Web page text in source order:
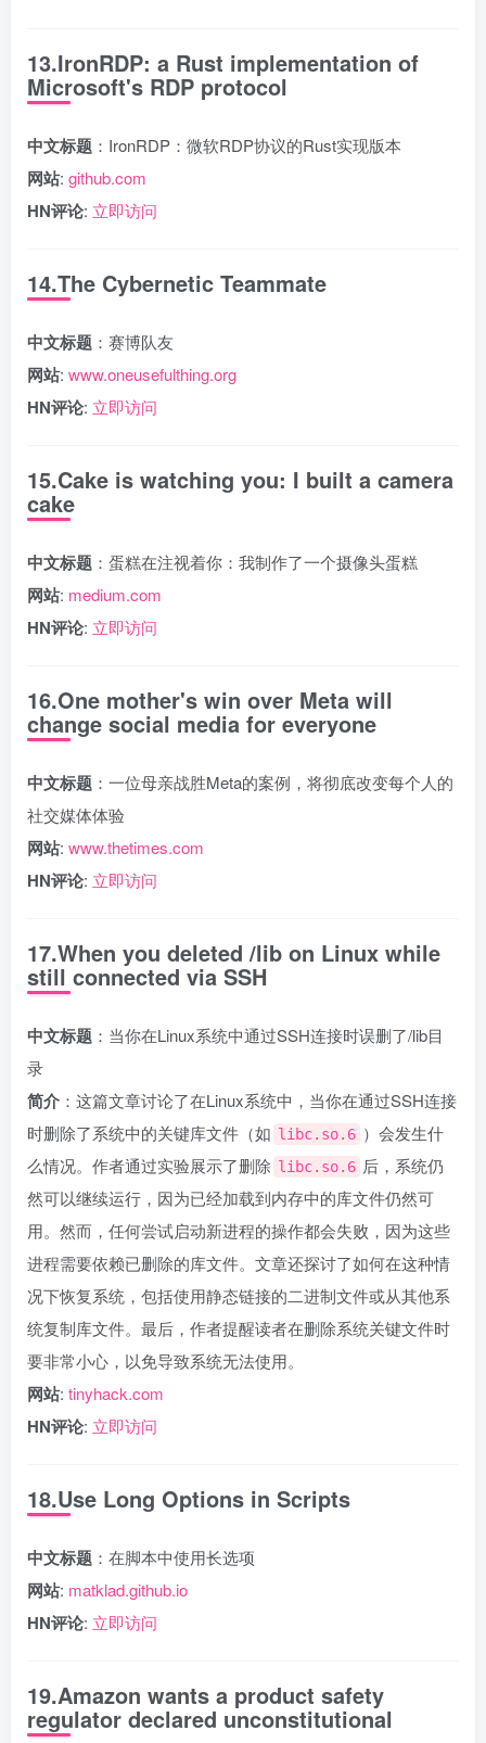
13.IronRDP: a Rust implementation of
Microsoft's RDP protocol
中文标题 ：IronRDP：微软RDP协议的Rust实现版本
网站: github.com
HN评论: 立即访问
14.The Cybernetic Teammate
中文标题 ：赛博队友
网站: www.oneusefulthing.org
HN评论: 立即访问
15.Cake is watching you: I built a camera
cake
中文标题 ：蛋糕在注视着你：我制作了一个摄像头蛋糕
网站: medium.com
HN评论: 立即访问
16.One mother's win over Meta will
change social media for everyone
中文标题 ：一位母亲战胜Meta的案例，将彻底改变每个人的
社交媒体体验
网站: www.thetimes.com
HN评论: 立即访问
17.When you deleted /lib on Linux while
still connected via SSH
中文标题 ：当你在Linux系统中通过SSH连接时误删了/lib目
录
简介 ：这篇文章讨论了在Linux系统中，当你在通过SSH连接
时删除了系统中的关键库文件（如 libc.so.6 ）会发生什
么情况。作者通过实验展示了删除 libc.so.6 后，系统仍
然可以继续运行，因为已经加载到内存中的库文件仍然可
用。然而，任何尝试启动新进程的操作都会失败，因为这些
进程需要依赖已删除的库文件。文章还探讨了如何在这种情
况下恢复系统，包括使用静态链接的二进制文件或从其他系
统复制库文件。最后，作者提醒读者在删除系统关键文件时
要非常小心，以免导致系统无法使用。
网站: tinyhack.com
HN评论: 立即访问
18.Use Long Options in Scripts
中文标题 ：在脚本中使用长选项
网站: matklad.github.io
HN评论: 立即访问
19.Amazon wants a product safety
regulator declared unconstitutional